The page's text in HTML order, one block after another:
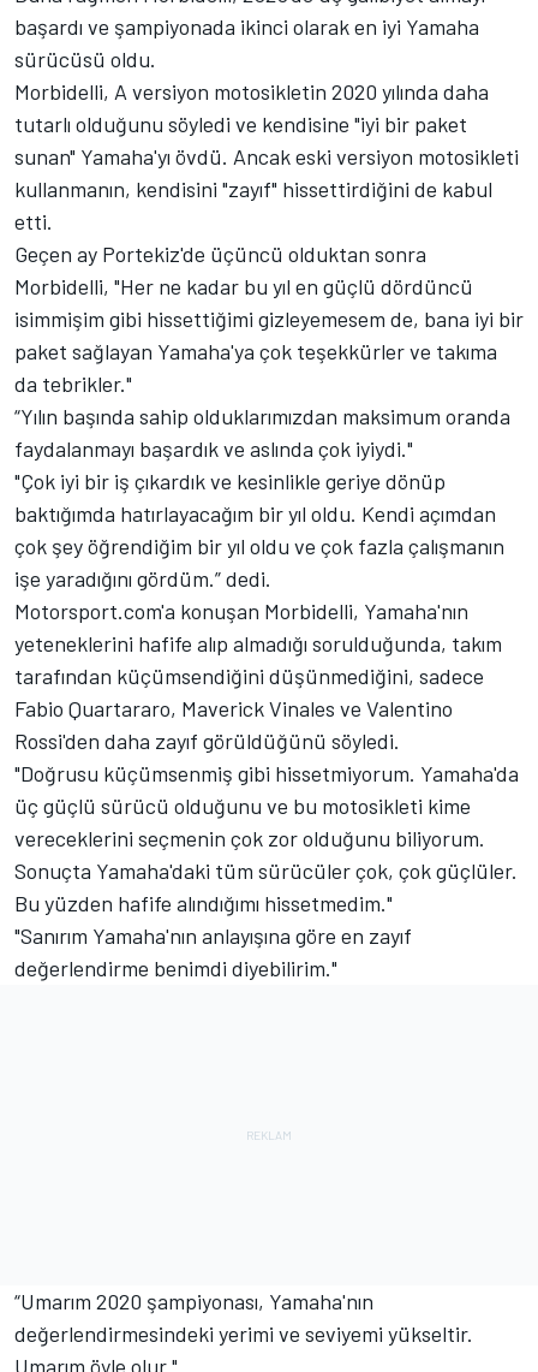
başardı ve şampiyonada ikinci olarak en iyi Yamaha
sürücüsü oldu.
Morbidelli, A versiyon motosikletin 2020 yılında daha
tutarlı olduğunu söyledi ve kendisine "iyi bir paket
sunan" Yamaha'yı övdü. Ancak eski versiyon motosikleti
kullanmanın, kendisini "zayıf" hissettirdiğini de kabul
etti.
Geçen ay Portekiz'de üçüncü olduktan sonra
Morbidelli, "Her ne kadar bu yıl en güçlü dördüncü
isimmişim gibi hissettiğimi gizleyemesem de, bana iyi bir
paket sağlayan Yamaha'ya çok teşekkürler ve takıma
da tebrikler."
“Yılın başında sahip olduklarımızdan maksimum oranda
faydalanmayı başardık ve aslında çok iyiydi."
"Çok iyi bir iş çıkardık ve kesinlikle geriye dönüp
baktığımda hatırlayacağım bir yıl oldu. Kendi açımdan
çok şey öğrendiğim bir yıl oldu ve çok fazla çalışmanın
işe yaradığını gördüm.” dedi.
Motorsport.com'a konuşan Morbidelli, Yamaha'nın
yeteneklerini hafife alıp almadığı sorulduğunda, takım
tarafından küçümsendiğini düşünmediğini, sadece
Fabio Quartararo, Maverick Vinales ve Valentino
Rossi'den daha zayıf görüldüğünü söyledi.
"Doğrusu küçümsenmiş gibi hissetmiyorum. Yamaha'da
üç güçlü sürücü olduğunu ve bu motosikleti kime
vereceklerini seçmenin çok zor olduğunu biliyorum.
Sonuçta Yamaha'daki tüm sürücüler çok, çok güçlüler.
Bu yüzden hafife alındığımı hissetmedim."
"Sanırım Yamaha'nın anlayışına göre en zayıf
değerlendirme benimdi diyebilirim."
“Umarım 2020 şampiyonası, Yamaha'nın
değerlendirmesindeki yerimi ve seviyemi yükseltir.
Umarım öyle olur."